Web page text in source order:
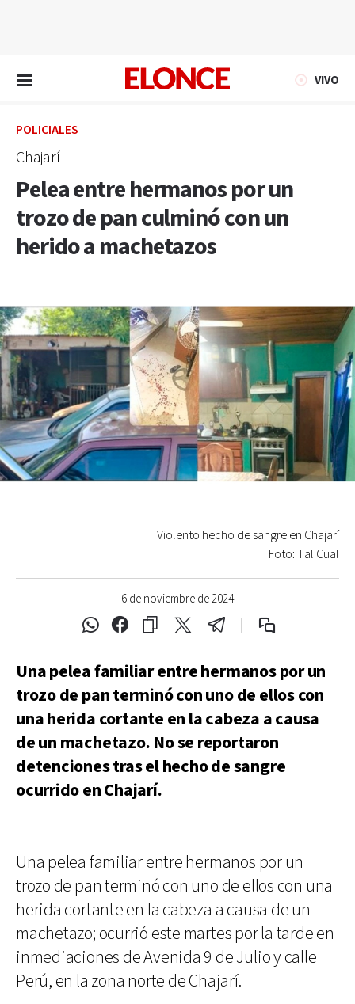
VIVO
POLICIALES
Chajarí
Pelea entre hermanos por un
trozo de pan culminó con un
herido a machetazos
6 de noviembre de 2024
Violento hecho de sangre en Chajarí
Foto: Tal Cual
Una pelea familiar entre hermanos por un
trozo de pan terminó con uno de ellos con
una herida cortante en la cabeza a causa
de un machetazo. No se reportaron
detenciones tras el hecho de sangre
ocurrido en Chajarí.
Una pelea familiar entre hermanos por un
trozo de pan terminó con uno de ellos con una
herida cortante en la cabeza a causa de un
machetazo; ocurrió este martes por la tarde en
inmediaciones de Avenida 9 de Julio y calle
Perú, en la zona norte de Chajarí.